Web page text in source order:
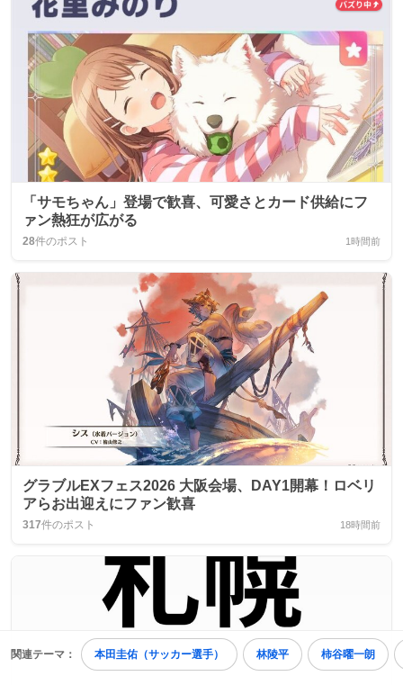
関連テーマ： 本田圭佑（サッカー選手） 林陵平 柿谷曜一朗
「サモちゃん」登場で歓喜、可愛さとカード供給にフ
ァン熱狂が広がる
28件のポスト 1時間前
グラブルEXフェス2026 大阪会場、DAY1開幕！ロベリ
アらお出迎えにファン歓喜
317件のポスト 18時間前